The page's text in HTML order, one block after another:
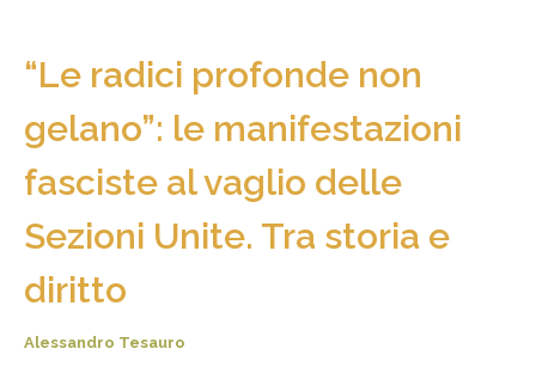
“Le radici profonde non
gelano”: le manifestazioni
fasciste al vaglio delle
Sezioni Unite. Tra storia e
diritto
Alessandro Tesauro